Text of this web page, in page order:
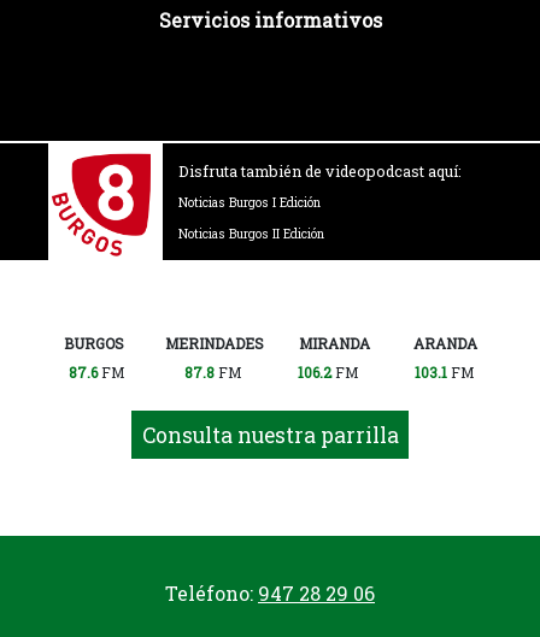
Servicios informativos
Disfruta también de videopodcast aquí:
Noticias Burgos I Edición
Noticias Burgos II Edición
BURGOS MERINDADES MIRANDA
ARANDA
87.6FM 87.8FM 106.2FM 103.1FM
Consulta nuestra parrilla
Teléfono: 947 28 29 06